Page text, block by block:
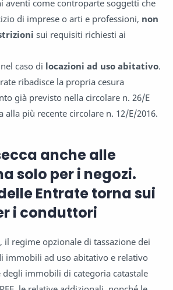
aventi come controparte soggetti che
di imprese o arti e professioni, non
sui requisiti richiesti ai
caso di locazioni ad uso abitativo.
ribadisce la propria cesura
già previsto nella circolare n. 26/E
alla più recente circolare n. 12/E/2016.
anche alle
solo per i negozi.
Entrate torna sui
i conduttori
, il regime opzionale di tassazione dei
immobili ad uso abitativo e relativo
degli immobili di categoria catastale